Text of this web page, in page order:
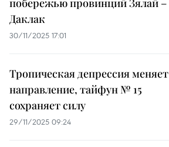
побережью провинций Зялай –
Даклак
30/11/2025 17:01
Тропическая депрессия меняет
направление, тайфун № 15
сохраняет силу
29/11/2025 09:24